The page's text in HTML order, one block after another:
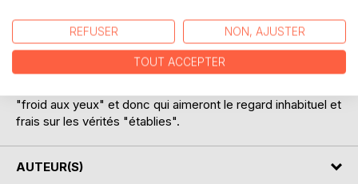
Dans le deuxième tome de la série "Histoire des Cieux et
de la Terre", l'auteur poursuit son exploration de l'Histoire
vue par le prisme de la Bible, éclairée par les principes et
"froid aux yeux" et donc qui aimeront le regard inhabituel et
frais sur les vérités "établies".
AUTEUR(S)
REFUSER NON, AJUSTER
TOUT ACCEPTER